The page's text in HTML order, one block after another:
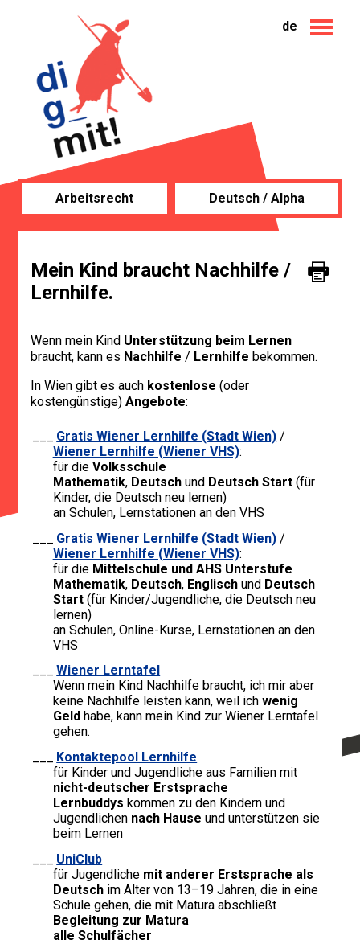
de
Arbeitsrecht Deutsch / Alpha
Mein Kind braucht Nachhilfe /
Lernhilfe.
Wenn mein Kind Unterstützung beim Lernen
braucht, kann es Nachhilfe / Lernhilfe bekommen.
In Wien gibt es auch kostenlose (oder
kostengünstige)Angebote:
Gratis Wiener Lernhilfe (Stadt Wien) /
Wiener Lernhilfe (Wiener VHS):
für die Volksschule
Mathematik, Deutschund Deutsch Start(für
Kinder, die Deutsch neu lernen)
an Schulen, Lernstationen an den VHS
Gratis Wiener Lernhilfe (Stadt Wien) /
Wiener Lernhilfe (Wiener VHS):
für die Mittelschule und AHS Unterstufe
Mathematik, Deutsch, Englischund Deutsch
Start(für Kinder/Jugendliche, die Deutsch neu
lernen)
an Schulen, Online-Kurse, Lernstationen an den
VHS
Wiener Lerntafel
Wenn mein Kind Nachhilfe braucht, ich mir aber
keine Nachhilfe leisten kann, weil ich wenig
Geld habe, kann mein Kind zur Wiener Lerntafel
gehen.
Kontaktepool Lernhilfe
für Kinder und Jugendliche aus Familien mit
nicht-deutscher Erstsprache
Lernbuddys kommen zu den Kindern und
Jugendlichen nach Hause und unterstützen sie
beim Lernen
UniClub
für Jugendliche mit anderer Erstsprache als
Deutschim Alter von 13–19 Jahren, die in eine
Schule gehen, die mit Matura abschließt
Begleitung zur Matura
alle Schulfächer